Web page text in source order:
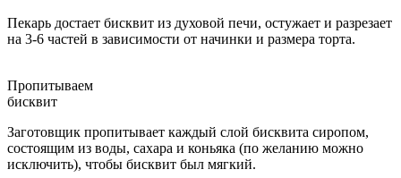
Пекарь достает бисквит из духовой печи, остужает и разрезает
на 3-6 частей в зависимости от начинки и размера торта.
Пропитываем
бисквит
Заготовщик пропитывает каждый слой бисквита сиропом,
состоящим из воды, сахара и коньяка (по желанию можно
исключить), чтобы бисквит был мягкий.